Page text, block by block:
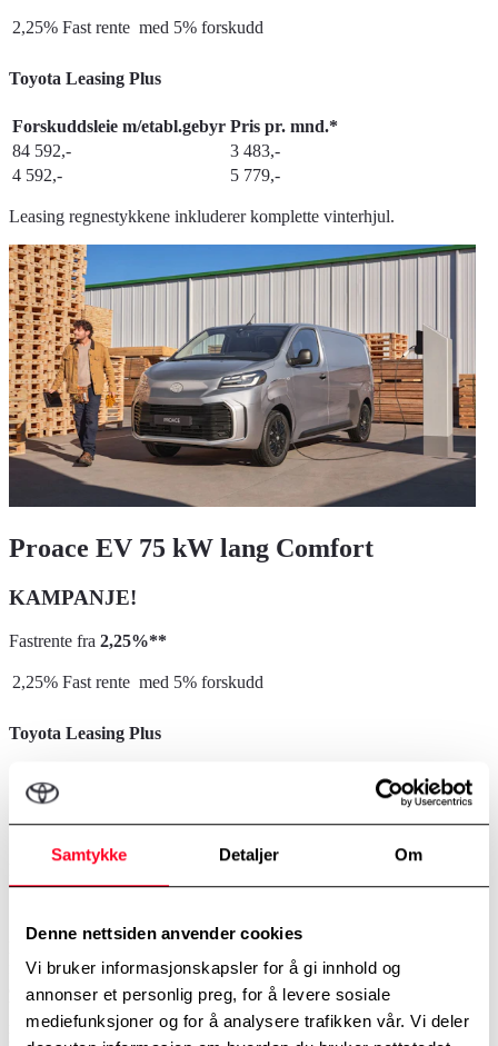
Samtykke Detaljer Om
Denne nettsiden anvender cookies
Vi bruker informasjonskapsler for å gi innhold og
annonser et personlig preg, for å levere sosiale
mediefunksjoner og for å analysere trafikken vår. Vi deler
2,25% Fast rente med 5% forskudd
Toyota Leasing Plus
Forskuddsleie m/etabl.gebyr Pris pr. mnd.*
84 592,-
3 483,-
4 592,-
5 779,-
Leasing regnestykkene inkluderer komplette vinterhjul.
Proace EV 75 kW lang Comfort
KAMPANJE!
Fastrente fra 2,25%**
2,25% Fast rente med 5% forskudd
Toyota Leasing Plus
Forskuddsleie m/etabl.gebyr
84 592,-
4 592,-
6 047,-
Leasing regnestykkene inkluderer komplette vinterhjul.
75 kW Comfort Fleet Color : Forskuddsleie m/etabl.gebyr 84 592,-.
forutsetter leasing gjennom Toyota Financial Services. Fastrente i 3
år 2,25%, deretter vil den følge normal renteutvikling. 3 års
bindingstid, kjørelengde 45 000 km, vinterhjul er inkludert i
regnestykkene. Energiforbruk, kWh/100 km 23,20. Avbildet modell